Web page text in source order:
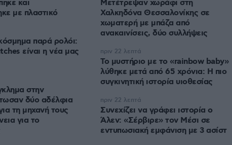
και
με πλαστικό
παρά ρολόι:
είναι η νέα μας
στην
δύο αδέλφια
τη μηχανή τους
για το
Μετέτρεψαν χωράφι στη
Χαλκηδόνα Θεσσαλονίκης σε
χωματερή με μπάζα από
ανακαινίσεις, δύο συλλήψεις
Το μυστήριο με το «rainbow baby»
λύθηκε μετά από 65 χρόνια: Η πιο
συγκινητική ιστορία υιοθεσίας
πριν 22 λεπτά
Συνεχίζει να γράφει ιστορία ο
Άλεν: «Σέρβιρε» τον Μέσι σε
εντυπωσιακή εμφάνιση με 3 ασίστ
πριν 22 λεπτά